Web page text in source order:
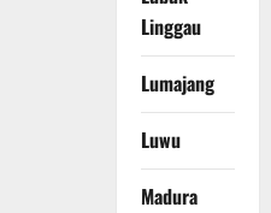
Linggau
Lumajang
Luwu
Madura